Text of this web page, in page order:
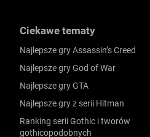
Ciekawe tematy
Najlepsze gry Assassin’s Creed
Najlepsze gry God of War
Najlepsze gry GTA
Najlepsze gry z serii Hitman
Ranking serii Gothic i tworów
gothicopodobnych